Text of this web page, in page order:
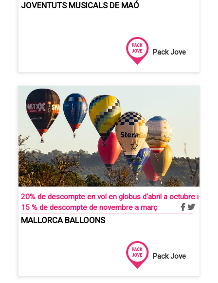
Pack Jove
JOVENTUTS MUSICALS DE MAÓ
Pack Jove
20% de descompte en vol en globus d'abril a octubre i
15 % de descompte de novembre a març
MALLORCA BALLOONS